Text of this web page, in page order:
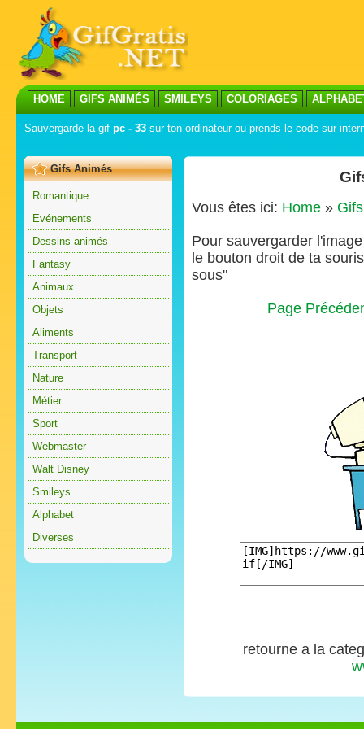
HOME GIFS ANIMÉS SMILEYS COLORIAGES
Sauvergarde la gif pc - 33 sur ton ordinateur ou prends le code sur
Gifs Animés
Romantique
Evénements
Dessins animés
Fantasy
Animaux
Objets
Aliments
Transport
Nature
Métier
Sport
Webmaster
Walt Disney
Smileys
Alphabet
Diverses
Vous êtes ici: Home »
Pour sauvergarder
le bouton droit de ta
sous"
Page
retourne a la